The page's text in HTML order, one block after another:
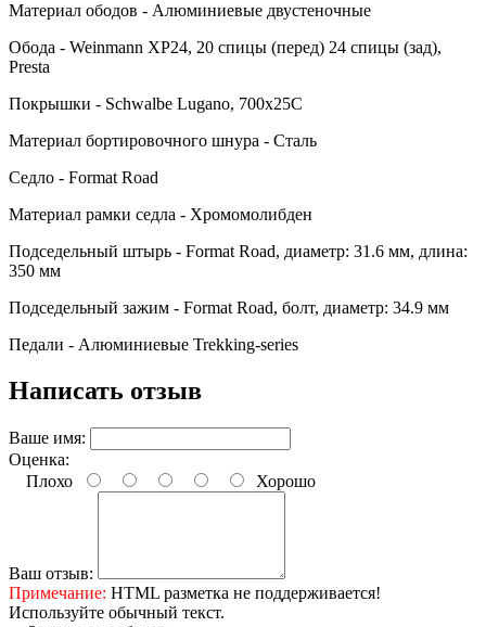
Материал ободов - Алюминиевые двустеночные
Обода - Weinmann XP24, 20 спицы (перед) 24 спицы (зад),
Presta
Покрышки - Schwalbe Lugano, 700x25C
Материал бортировочного шнура - Сталь
Седло - Format Road
Материал рамки седла - Хромомолибден
Подседельный штырь - Format Road, диаметр: 31.6 мм, длина:
350 мм
Подседельный зажим - Format Road, болт, диаметр: 34.9 мм
Педали - Алюминиевые Trekking-series
Написать отзыв
Ваше имя:
Оценка:
Плохо
Хорошо
Ваш отзыв:
Примечание: HTML разметка не поддерживается!
Используйте обычный текст.